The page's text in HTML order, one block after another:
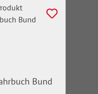
Bund